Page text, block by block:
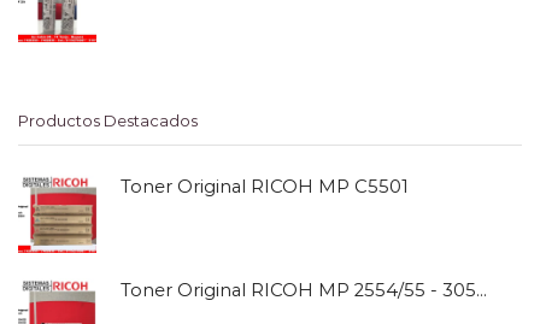
Productos Destacados
Toner Original RICOH MP C5501
Toner Original RICOH MP 2554/55 - 3054/55